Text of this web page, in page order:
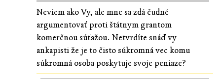
Neviem ako Vy, ale mne sa zdá čudné
argumentovať proti štátnym grantom
komerčnou súťažou. Netvrdíte snáď vy
ankapisti že je to čisto súkromná vec komu
súkromná osoba poskytuje svoje peniaze?